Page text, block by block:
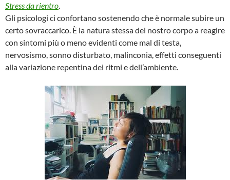
Stress da rientro.
Gli psicologi ci confortano sostenendo che è normale subire un
certo sovraccarico. È la natura stessa del nostro corpo a reagire
con sintomi più o meno evidenti come mal di testa,
nervosismo, sonno disturbato, malinconia, effetti conseguenti
alla variazione repentina dei ritmi e dell’ambiente.